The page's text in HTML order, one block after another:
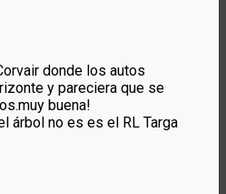
donde los autos
y pareciera que se
buena!
árbol no es es el RL Targa